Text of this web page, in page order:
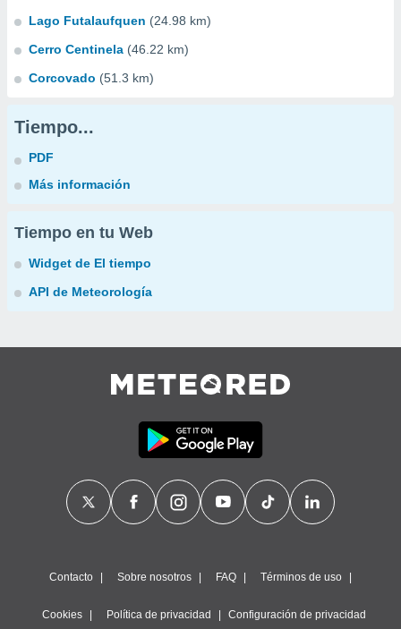
Lago Futalaufquen (24.98 km)
Cerro Centinela (46.22 km)
Corcovado (51.3 km)
Tiempo...
PDF
Más información
Tiempo en tu Web
Widget de El tiempo
API de Meteorología
Contacto Sobre nosotros FAQ Términos de uso
Cookies Política de privacidad Configuración de privacidad